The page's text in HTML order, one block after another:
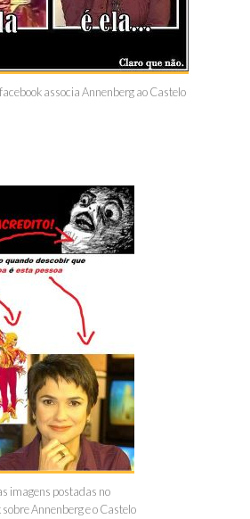
associa Annenberg ao Castelo
imagens postadas no
Annenberg e o Castelo